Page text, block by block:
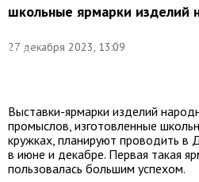
школьные ярмарки изделий
27 декабря 2023, 13:09
Ильяс
Выставки-ярмарки изделий
промыслов, изготовленные
кружках, планируют проводить в
в июне и декабре. Первая такая
пользовалась большим успехом.